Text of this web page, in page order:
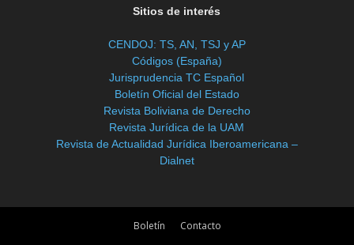
Sitios de interés
CENDOJ: TS, AN, TSJ y AP
Códigos (España)
Jurisprudencia TC Español
Boletín Oficial del Estado
Revista Boliviana de Derecho
Revista Jurídica de la UAM
Revista de Actualidad Jurídica Iberoamericana –
Dialnet
Boletín Contacto